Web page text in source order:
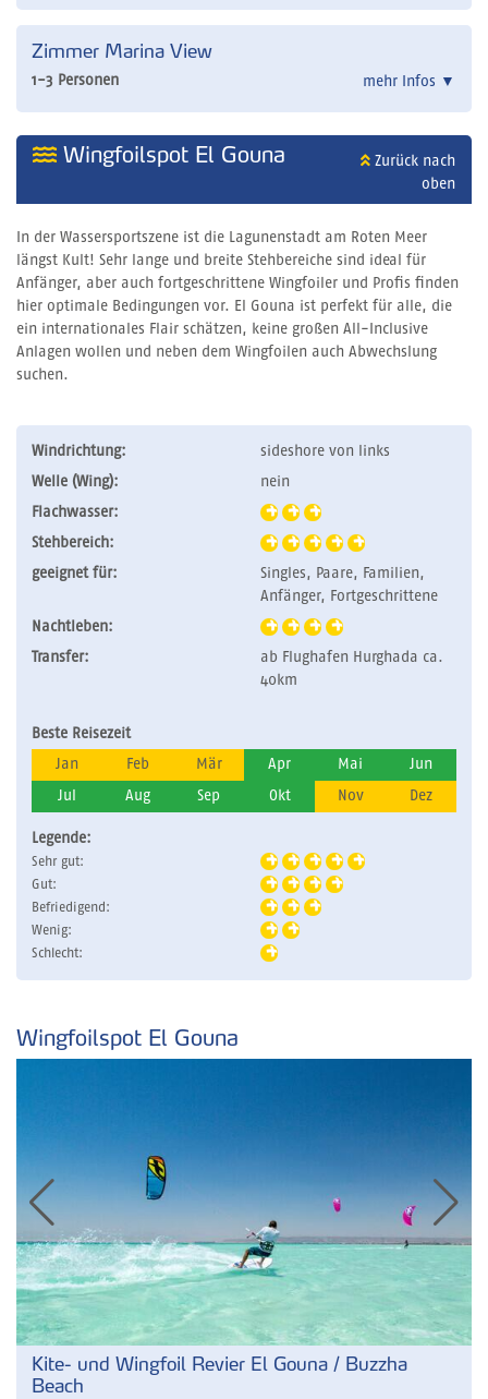
Zimmer Marina View
1-3 Personen mehr Infos ▼
Wingfoilspot El Gouna
Zurück nach
oben
In der Wassersportszene ist die Lagunenstadt am Roten Meer
längst Kult! Sehr lange und breite Stehbereiche sind ideal für
Anfänger, aber auch fortgeschrittene Wingfoiler und Profis finden
hier optimale Bedingungen vor. El Gouna ist perfekt für alle, die
ein internationales Flair schätzen, keine großen All-Inclusive
Anlagen wollen und neben dem Wingfoilen auch Abwechslung
suchen.
Windrichtung:
sideshore von links
Welle (Wing):
nein
Flachwasser:
Stehbereich:
geeignet für:
Singles, Paare, Familien,
Anfänger, Fortgeschrittene
Nachtleben:
Transfer:
ab Flughafen Hurghada ca.
40km
Beste Reisezeit
Jan Feb Mär Apr Mai Jun
Jul Aug Sep Okt Nov Dez
Legende:
Sehr gut:
Gut:
Befriedigend:
Wenig:
Schlecht:
Wingfoilspot El Gouna
Kite- und Wingfoil Revier El Gouna / Buzzha
Beach